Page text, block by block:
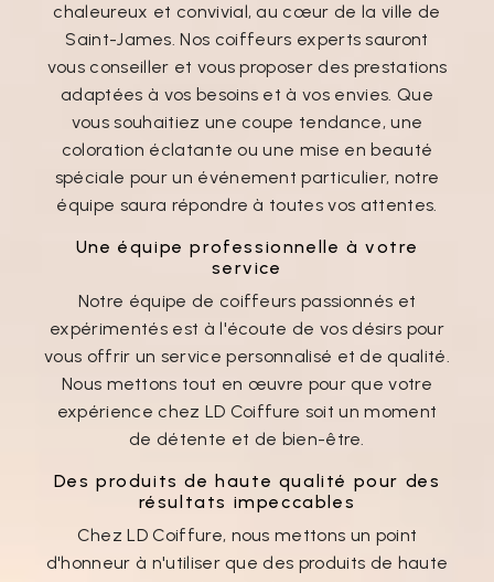
chaleureux et convivial, au cœur de la ville de
Saint-James. Nos coiffeurs experts sauront
vous conseiller et vous proposer des prestations
adaptées à vos besoins et à vos envies. Que
vous souhaitiez une coupe tendance, une
coloration éclatante ou une mise en beauté
spéciale pour un événement particulier, notre
équipe saura répondre à toutes vos attentes.
Une équipe professionnelle à votre
service
Notre équipe de coiffeurs passionnés et
expérimentés est à l'écoute de vos désirs pour
vous offrir un service personnalisé et de qualité.
Nous mettons tout en œuvre pour que votre
expérience chez LD Coiffure soit un moment
de détente et de bien-être.
Des produits de haute qualité pour des
résultats impeccables
Chez LD Coiffure, nous mettons un point
d'honneur à n'utiliser que des produits de haute